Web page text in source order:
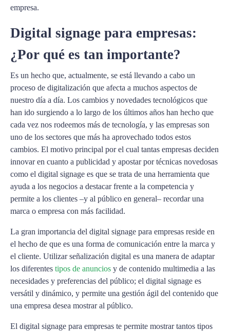
empresa.
Digital signage para empresas:
¿Por qué es tan importante?
Es un hecho que, actualmente, se está llevando a cabo un
proceso de digitalización que afecta a muchos aspectos de
nuestro día a día. Los cambios y novedades tecnológicos que
han ido surgiendo a lo largo de los últimos años han hecho que
cada vez nos rodeemos más de tecnología, y las empresas son
uno de los sectores que más ha aprovechado todos estos
cambios. El motivo principal por el cual tantas empresas deciden
innovar en cuanto a publicidad y apostar por técnicas novedosas
como el digital signage es que se trata de una herramienta que
ayuda a los negocios a destacar frente a la competencia y
permite a los clientes –y al público en general– recordar una
marca o empresa con más facilidad.
La gran importancia del digital signage para empresas reside en
el hecho de que es una forma de comunicación entre la marca y
el cliente. Utilizar señalización digital es una manera de adaptar
los diferentes tipos de anuncios y de contenido multimedia a las
necesidades y preferencias del público; el digital signage es
versátil y dinámico, y permite una gestión ágil del contenido que
una empresa desea mostrar al público.
El digital signage para empresas te permite mostrar tantos tipos